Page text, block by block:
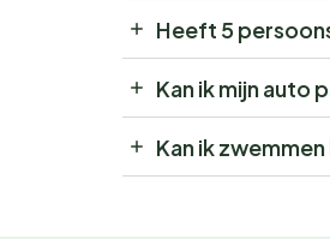
Heeft 5
Kan ik mijn auto
Kan ik